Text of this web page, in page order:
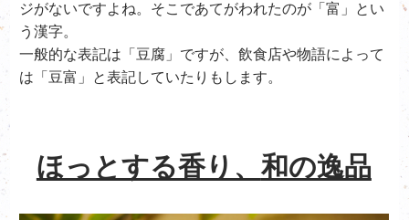
ジがないですよね。そこであてがわれたのが「富」とい
う漢字。
一般的な表記は「豆腐」ですが、飲食店や物語によって
は「豆富」と表記していたりもします。
ほっとする香り、 和の逸品